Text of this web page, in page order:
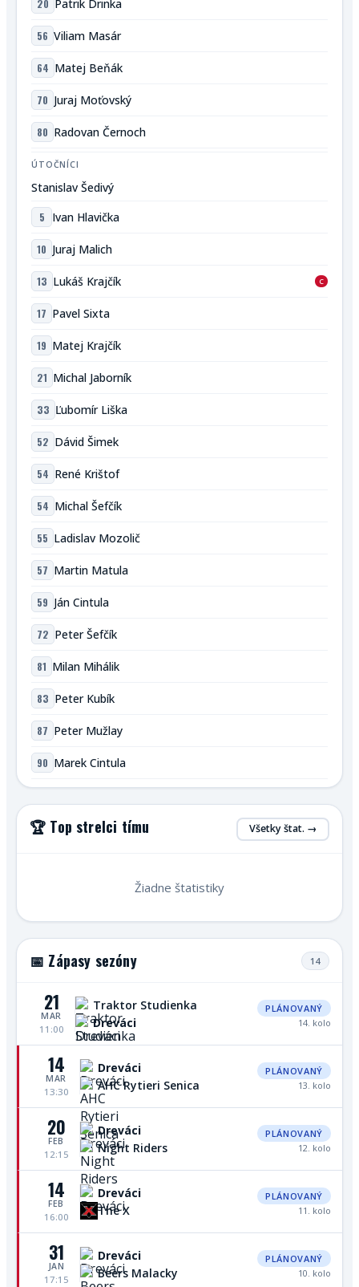
20 Patrik Drinka
56 Viliam Masár
64 Matej Beňák
70 Juraj Moťovský
80 Radovan Černoch
ÚTOČNÍCI
Stanislav Šedivý
5 Ivan Hlavička
10 Juraj Malich
13 Lukáš Krajčík C
17 Pavel Sixta
19 Matej Krajčík
21 Michal Jaborník
33 Ľubomír Liška
52 Dávid Šimek
54 René Krištof
54 Michal Šefčík
55 Ladislav Mozolič
57 Martin Matula
59 Ján Cintula
72 Peter Šefčík
81 Milan Mihálik
83 Peter Kubík
87 Peter Mužlay
90 Marek Cintula
🏆 Top strelci tímu Všetky štat. →
Žiadne štatistiky
📅 Zápasy sezóny 14
21
MAR
11:00
Traktor Studienka
Dreváci
PLÁNOVANÝ
14. kolo
14
MAR
13:30
Dreváci
AHC Rytieri Senica
PLÁNOVANÝ
13. kolo
20
FEB
12:15
Dreváci
Night Riders
PLÁNOVANÝ
12. kolo
14
FEB
16:00
Dreváci
The X
PLÁNOVANÝ
11. kolo
31
JAN
17:15
Dreváci
Beers Malacky
PLÁNOVANÝ
10. kolo